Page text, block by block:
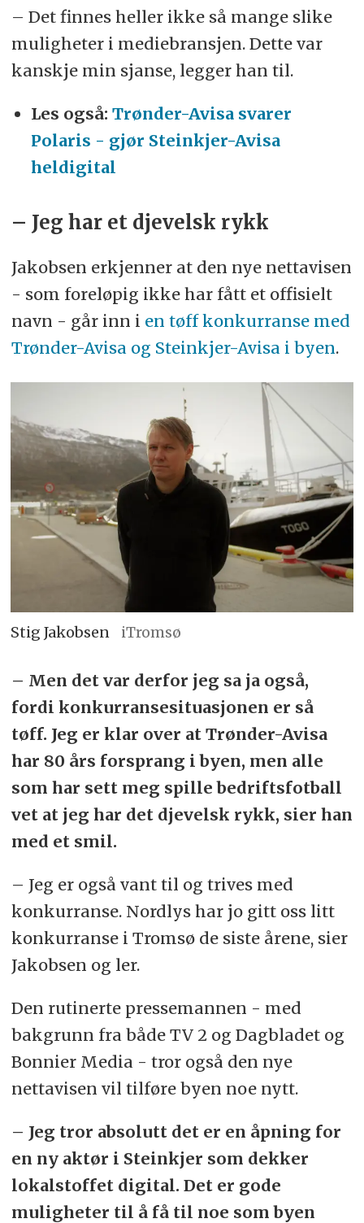
– Det finnes heller ikke så mange slike
muligheter i mediebransjen. Dette var
kanskje min sjanse, legger han til.
Les også: Trønder-Avisa svarer
Polaris - gjør Steinkjer-Avisa
heldigital
– Jeg har et djevelsk rykk
Jakobsen erkjenner at den nye nettavisen
- som foreløpig ikke har fått et offisielt
navn - går inn i en tøff konkurranse med
Trønder-Avisa og Steinkjer-Avisa i byen.
Stig Jakobsen iTromsø
– Men det var derfor jeg sa ja også,
fordi konkurransesituasjonen er så
tøff. Jeg er klar over at Trønder-Avisa
har 80 års forsprang i byen, men alle
som har sett meg spille bedriftsfotball
vet at jeg har det djevelsk rykk, sier han
med et smil.
– Jeg er også vant til og trives med
konkurranse. Nordlys har jo gitt oss litt
konkurranse i Tromsø de siste årene, sier
Jakobsen og ler.
Den rutinerte pressemannen - med
bakgrunn fra både TV 2 og Dagbladet og
Bonnier Media - tror også den nye
nettavisen vil tilføre byen noe nytt.
– Jeg tror absolutt det er en åpning for
en ny aktør i Steinkjer som dekker
lokalstoffet digital. Det er gode
muligheter til å få til noe som byen